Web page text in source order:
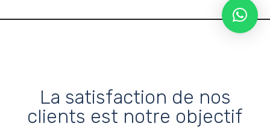
La satisfaction de nos
clients est notre objectif